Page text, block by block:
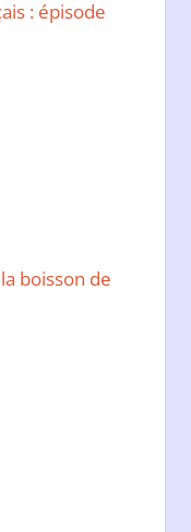
: épisode
boisson de